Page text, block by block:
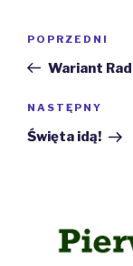
Poprzedni
wpis
POPRZEDNI
Wariant
Następny
wpis
NASTĘPNY
Święta idą!